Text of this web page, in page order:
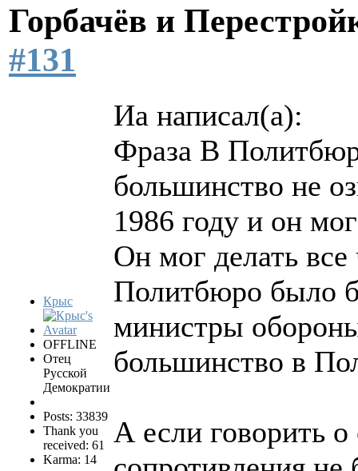
Горбачёв и
#131
Крыс
OFFLINE
Отец
Русской
Демократии
Posts: 33839
Thank you
received: 61
Karma: 14
Иа написал(а):
Фраза В
большинство не
1986 году и он
Он мог делать
Политбюро было
министры
большинство в
А если говорить